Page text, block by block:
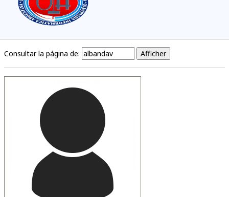
Consultar la página de: